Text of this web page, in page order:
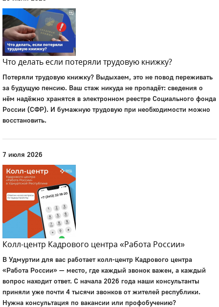
Что делать если потеряли трудовую книжку?
Потеряли трудовую книжку? Выдыхаем, это не повод переживать
за будущую пенсию. Ваш стаж никуда не пропадёт: сведения о
нём надёжно хранятся в электронном реестре Социального фонда
России (СФР). И бумажную трудовую при необходимости можно
восстановить.
7 июля 2026
Колл-центр Кадрового центра «Работа России»
В Удмуртии для вас работает колл-центр Кадрового центра
«Работа России» — место, где каждый звонок важен, а каждый
вопрос находит ответ. С начала 2026 года наши консультанты
приняли уже почти 4 тысячи звонков от жителей республики.
Нужна консультация по вакансии или профобучению?